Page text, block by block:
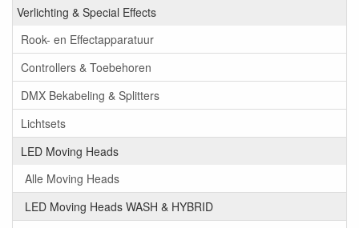
Verlichting & Special Effects
Rook- en Effectapparatuur
Controllers & Toebehoren
DMX Bekabeling & Splitters
Lichtsets
LED Moving Heads
Alle Moving Heads
LED Moving Heads WASH & HYBRID